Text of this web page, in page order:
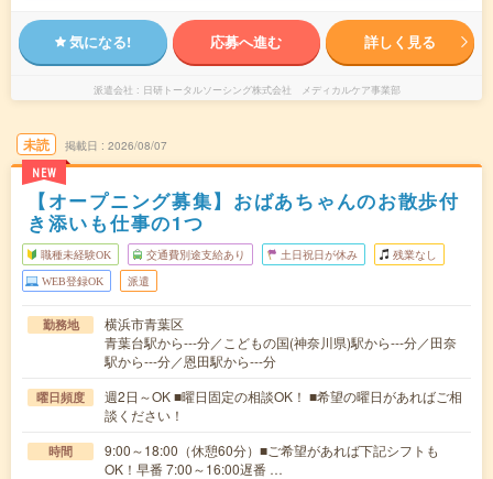
気になる! 応募へ進む 詳しく見る
派遣会社 日研トータルソーシング株式会社 メディカルケア事業部
未読
NEW
掲載日 2026/08/07
【オープニング募集】おばあちゃんのお散歩付
き添いも仕事の1つ
職種未経験OK 交通費別途支給あり 土日祝日が休み 残業なし
WEB登録OK 派遣
勤務地
横浜市青葉区
青葉台駅から---分／こどもの国(神奈川県)駅から---分／田奈
駅から---分／恩田駅から---分
曜日頻度
週2日～OK ■曜日固定の相談OK！ ■希望の曜日があればご相
談ください！
時間
9:00～18:00（休憩60分）■ご希望があれば下記シフトも
OK！早番 7:00～16:00遅番 …